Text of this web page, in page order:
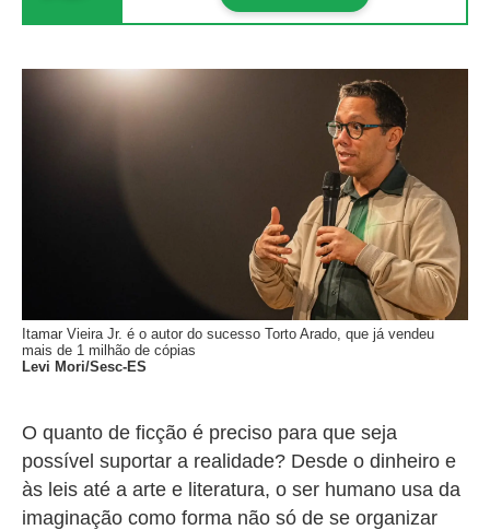
Itamar Vieira Jr. é o autor do sucesso Torto Arado, que já vendeu
mais de 1 milhão de cópias
Levi Mori/Sesc-ES
O quanto de ficção é preciso para que seja
possível suportar a realidade? Desde o dinheiro e
às leis até a arte e literatura, o ser humano usa da
imaginação como forma não só de se organizar